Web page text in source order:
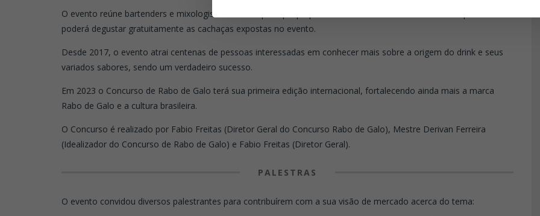
O evento reúne bartenders e mixologistas de todo país que prepararão receitas inéditas da bebida e o público
poderá degustar gratuitamente as cachaças expostas no evento.
Desde 2017, o evento atrai centenas de pessoas interessadas em conhecer mais sobre a origem do drink e seus
variados sabores, sendo um verdadeiro sucesso.
Em 2023 o Concurso de Rabo de Galo terá sua primeira edição internacional, fortalecendo ainda mais a marca
Rabo de Galo e a cultura brasileira.
O Concurso é realizado por Fabio Freitas (Diretor Geral do Concurso Rabo de Galo), Mestre Derivan Ferreira
(Idealizador do Concurso de Rabo de Galo) e Fabio Freitas (Diretor Geral).
PALESTRAS
O evento convidou diversos palestrantes para contribuírem com a sua visão de mercado acerca do tema: